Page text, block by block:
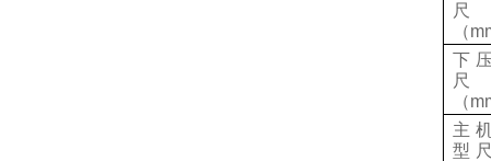
尺
（
下
尺
（
主
型